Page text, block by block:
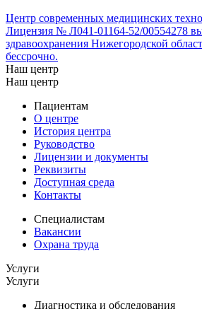
Центр современных медицинских
Лицензия № Л041-01164-52/00554278
здравоохранения Нижегородской
бессрочно.
Наш центр
Наш центр
Пациентам
О центре
История центра
Руководство
Лицензии и документы
Реквизиты
Доступная среда
Контакты
Специалистам
Вакансии
Охрана труда
Услуги
Услуги
Диагностика и обследования